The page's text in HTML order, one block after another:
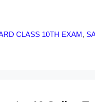
CLASS 10TH EXAM,